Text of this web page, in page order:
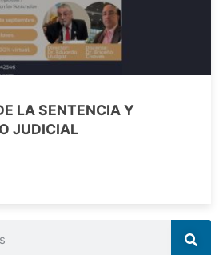
LA SENTENCIA Y
JUDICIAL